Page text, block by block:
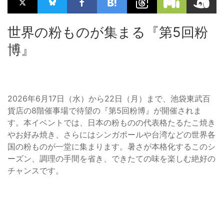
世界の粉ものが集まる『第5回粉
博』
2026年6月17日（水）から22日（月）まで、池袋東武百
貨店の8階催事場で待望の『第5回粉博』が開催されま
す。本イベントでは、日本の粉ものの代表格たるたこ焼き
やお好み焼き、さらにはシンガポールや台湾などの世界各
国の粉ものが一堂に集まります。暑さが本格化するこのシ
ーズン、調理の手間を省き、できたての味を楽しむ絶好の
チャンスです。